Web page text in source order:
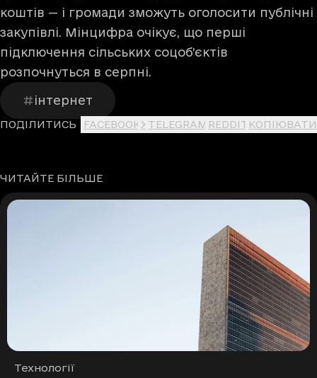
коштів — і громади зможуть оголосити публічні
закупівлі. Мінцифра очікує, що перші
підключення сільських соцоб’єктів
розпочнуться в серпні.
інтернет
ПОДІЛИТИСЬ FACEBOOK X TELEGRAM REDDIT КОПІЮВАТИ
ЧИТАЙТЕ БІЛЬШЕ
Рубрики
Технології